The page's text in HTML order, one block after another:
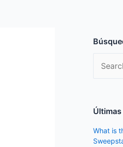
r
h
What is